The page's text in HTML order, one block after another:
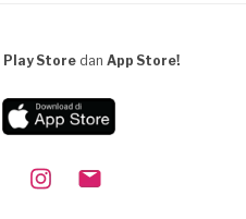
Play Store dan App Store!